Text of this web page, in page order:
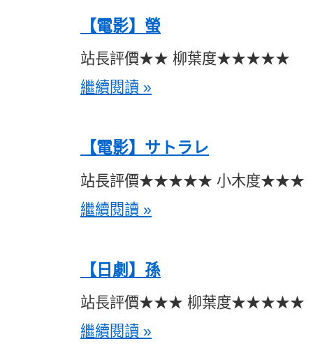
【電影】螢
站長評價★★ 柳葉度★★★★★
繼續閱讀 »
【電影】サトラレ
站長評價★★★★★ 小木度★★★
繼續閱讀 »
【日劇】孫
站長評價★★★ 柳葉度★★★★★
繼續閱讀 »